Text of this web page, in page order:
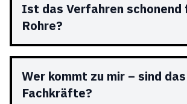
Ist das Verfahren
Rohre?
Wer kommt zu mir – sind das
Fachkräfte?